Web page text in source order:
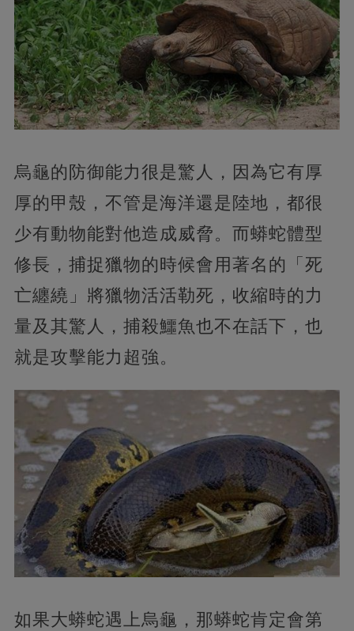
烏龜的防御能力很是驚人，因為它有厚
厚的甲殼，不管是海洋還是陸地，都很
少有動物能對他造成威脅。而蟒蛇體型
修長，捕捉獵物的時候會用著名的「死
亡纏繞」將獵物活活勒死，收縮時的力
量及其驚人，捕殺鱷魚也不在話下，也
就是攻擊能力超強。
如果大蟒蛇遇上烏龜，那蟒蛇肯定會第